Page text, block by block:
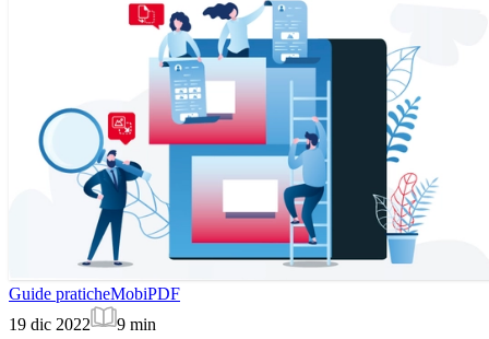
Guide praticheMobiPDF
19 dic 2022
9 min